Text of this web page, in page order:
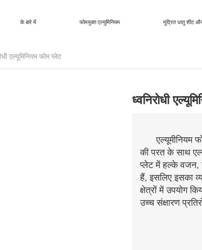
के बारे में फोमयुक्त एल्युमिनियम मुद्रित धातु शीट
एल्यूमिनियम फोम प्लेट
ध्वनिरोधी
एल्यूमीनियम
की परत के साथ
प्लेट में हल्के वजन,
हैं, इसलिए इसका
क्षेत्रों में उपयोग
उच्च संक्षारण